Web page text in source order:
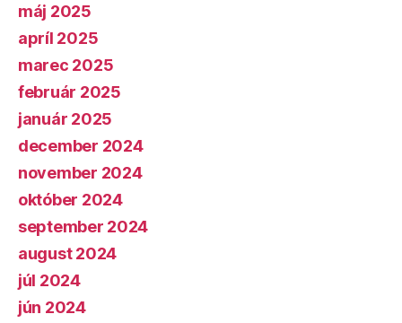
máj 2025
apríl 2025
marec 2025
február 2025
január 2025
december 2024
november 2024
október 2024
september 2024
august 2024
júl 2024
jún 2024